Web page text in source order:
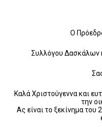
Ο
Συλλόγου Δασκάλων
Καλά Χριστούγεννα και
την
Ας είναι το ξεκίνημα του